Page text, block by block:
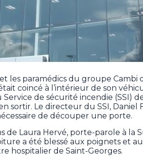
les paramédics du groupe Cambi
coincé à l’intérieur de son
de sécurité incendie (SSI)
sortir. Le directeur du SSI, Daniel
de découper une porte.
de Laura Hervé, porte-parole à la
a été blessé aux poignets et
hospitalier de Saint-Georges.